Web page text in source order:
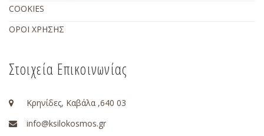
COOKIES
ΟΡΟΙ ΧΡΗΣΗΣ
Στοιχεία Επικοινωνίας
Κρηνίδες, Καβάλα ,640 03
info@ksilokosmos.gr